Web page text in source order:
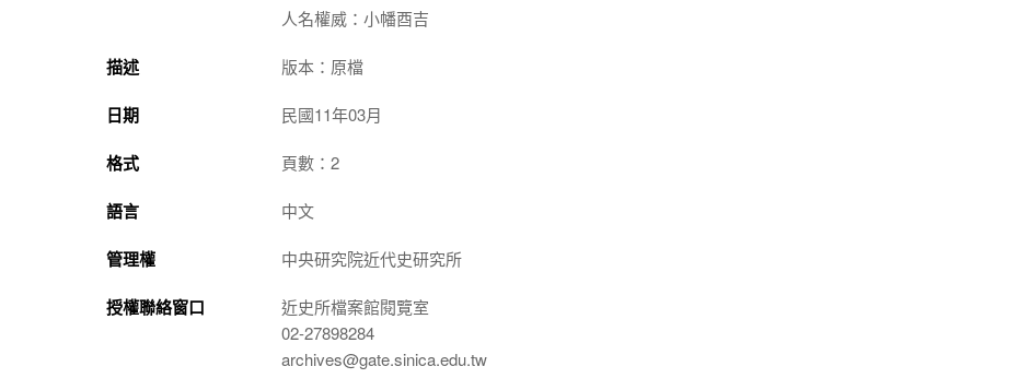
人名權威：小幡酉吉
描述 版本：原檔
日期 民國11年03月
格式 頁數：2
語言 中文
管理權 中央研究院近代史研究所
授權聯絡窗口
近史所檔案館閱覽室
02-27898284
archives@gate.sinica.edu.tw